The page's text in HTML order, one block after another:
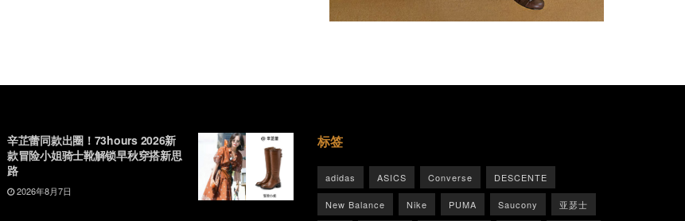
辛芷蕾同款出圈！73hours 2026新
款冒险小姐骑士靴解锁早秋穿搭新思
路
2026年8月7日
标签
adidas ASICS Converse DESCENTE
New Balance Nike PUMA Saucony 亚瑟士